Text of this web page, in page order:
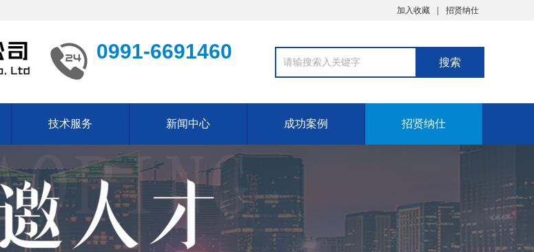
加入收藏 招贤纳仕
0991-6691460
技术服务 新闻中心 成功案例 招贤纳仕